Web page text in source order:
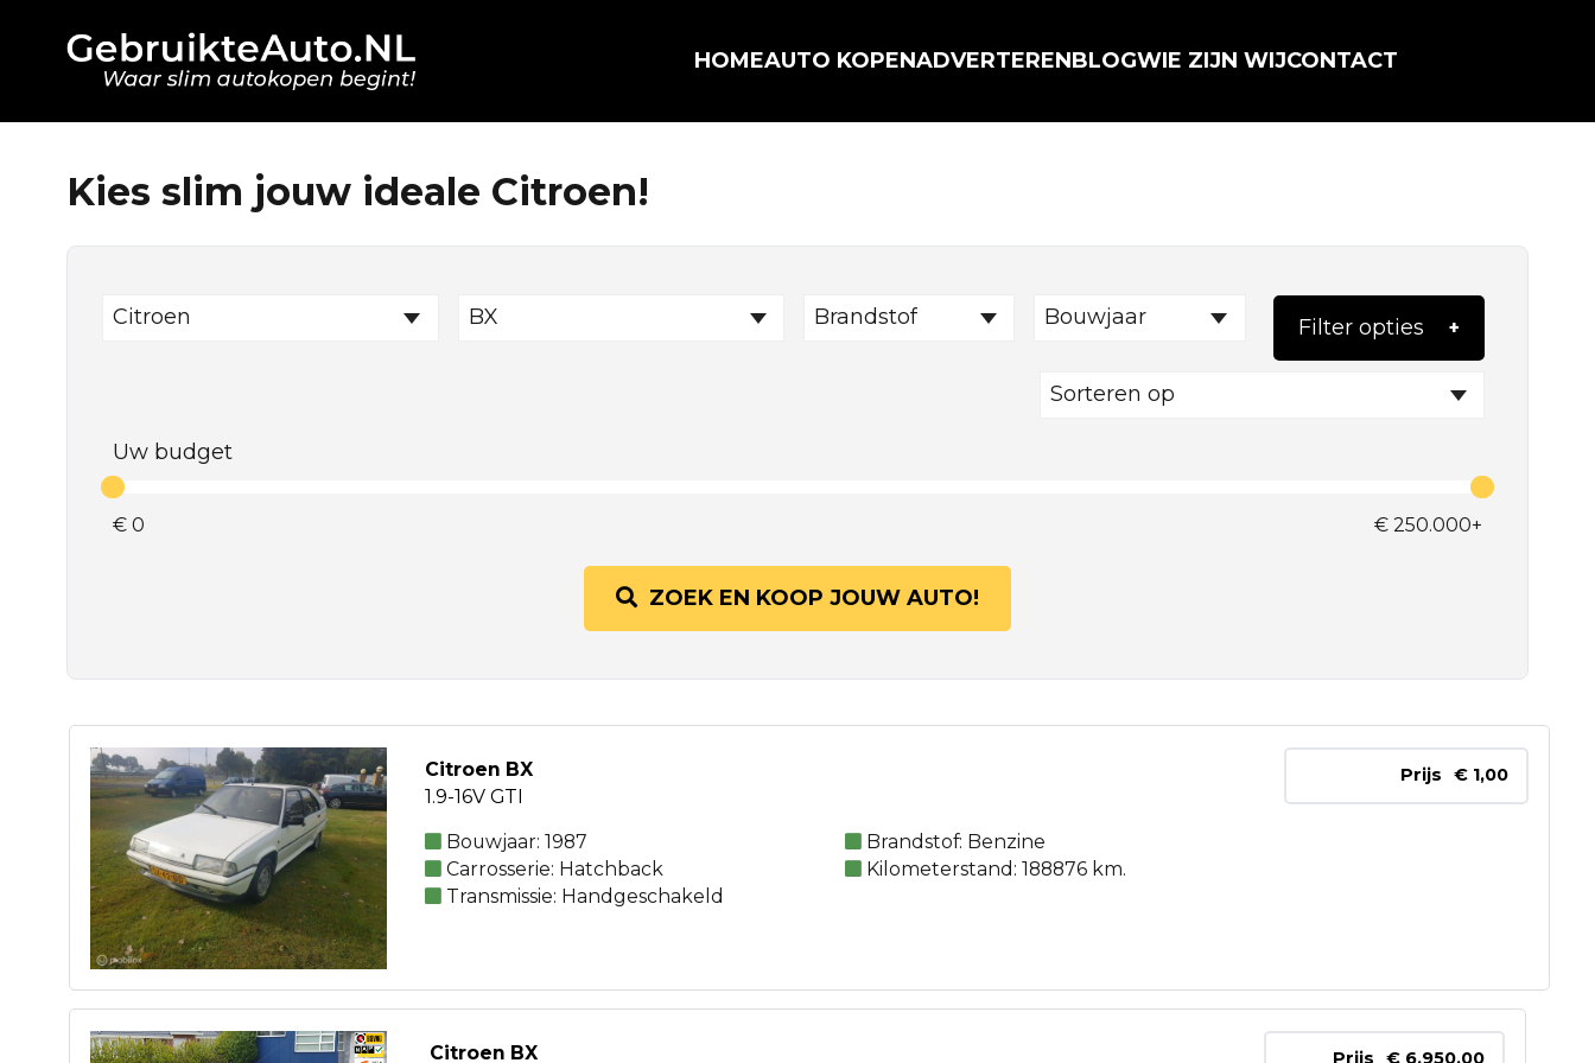
HOMEAUTO KOPENADVERTERENBLOGWIE ZIJN WIJCONTACT
Kies slim jouw ideale Citroen!
Citroen BX Brandstof Bouwjaar Filter opties
Sorteren op
Uw budget
€ 0 € 250.000+
ZOEK EN KOOP JOUW AUTO!
Citroen BX
1.9-16V GTI
Bouwjaar: 1987
Carrosserie: Hatchback
Transmissie: Handgeschakeld
Brandstof: Benzine
Kilometerstand: 188876 km.
Prijs € 1,00
Citroen BX Prijs € 6.950,00